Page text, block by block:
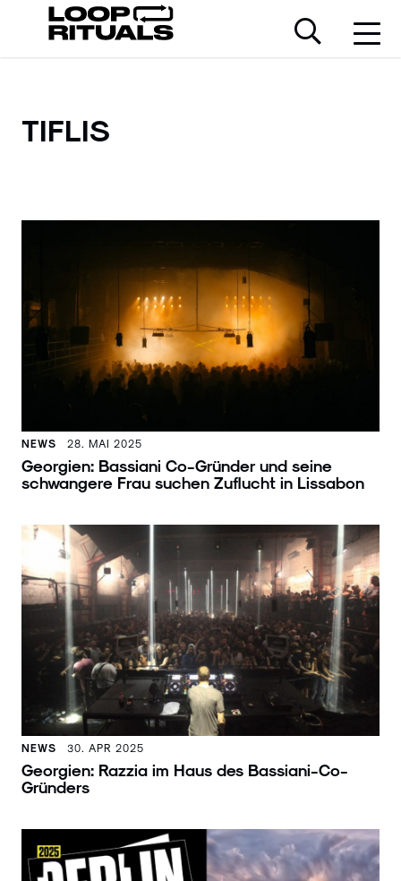
TIFLIS
NEWS 28. MAI 2025
Georgien: Bassiani Co-Gründer und seine
schwangere Frau suchen Zuflucht in Lissabon
NEWS 30. APR 2025
Georgien: Razzia im Haus des Bassiani-Co-
Gründers